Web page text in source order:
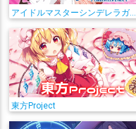
アイドルマスターシンデレラガールズ
東方Project